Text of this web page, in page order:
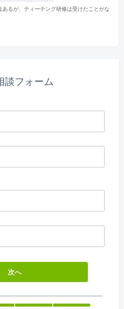
るが、ティーチング研修は受けたことがな
談フォーム
次へ